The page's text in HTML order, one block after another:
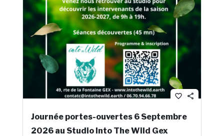
favorite_border share
Journée portes-ouvertes 6 Septembre
2026 au Studio Into The Wild Gex